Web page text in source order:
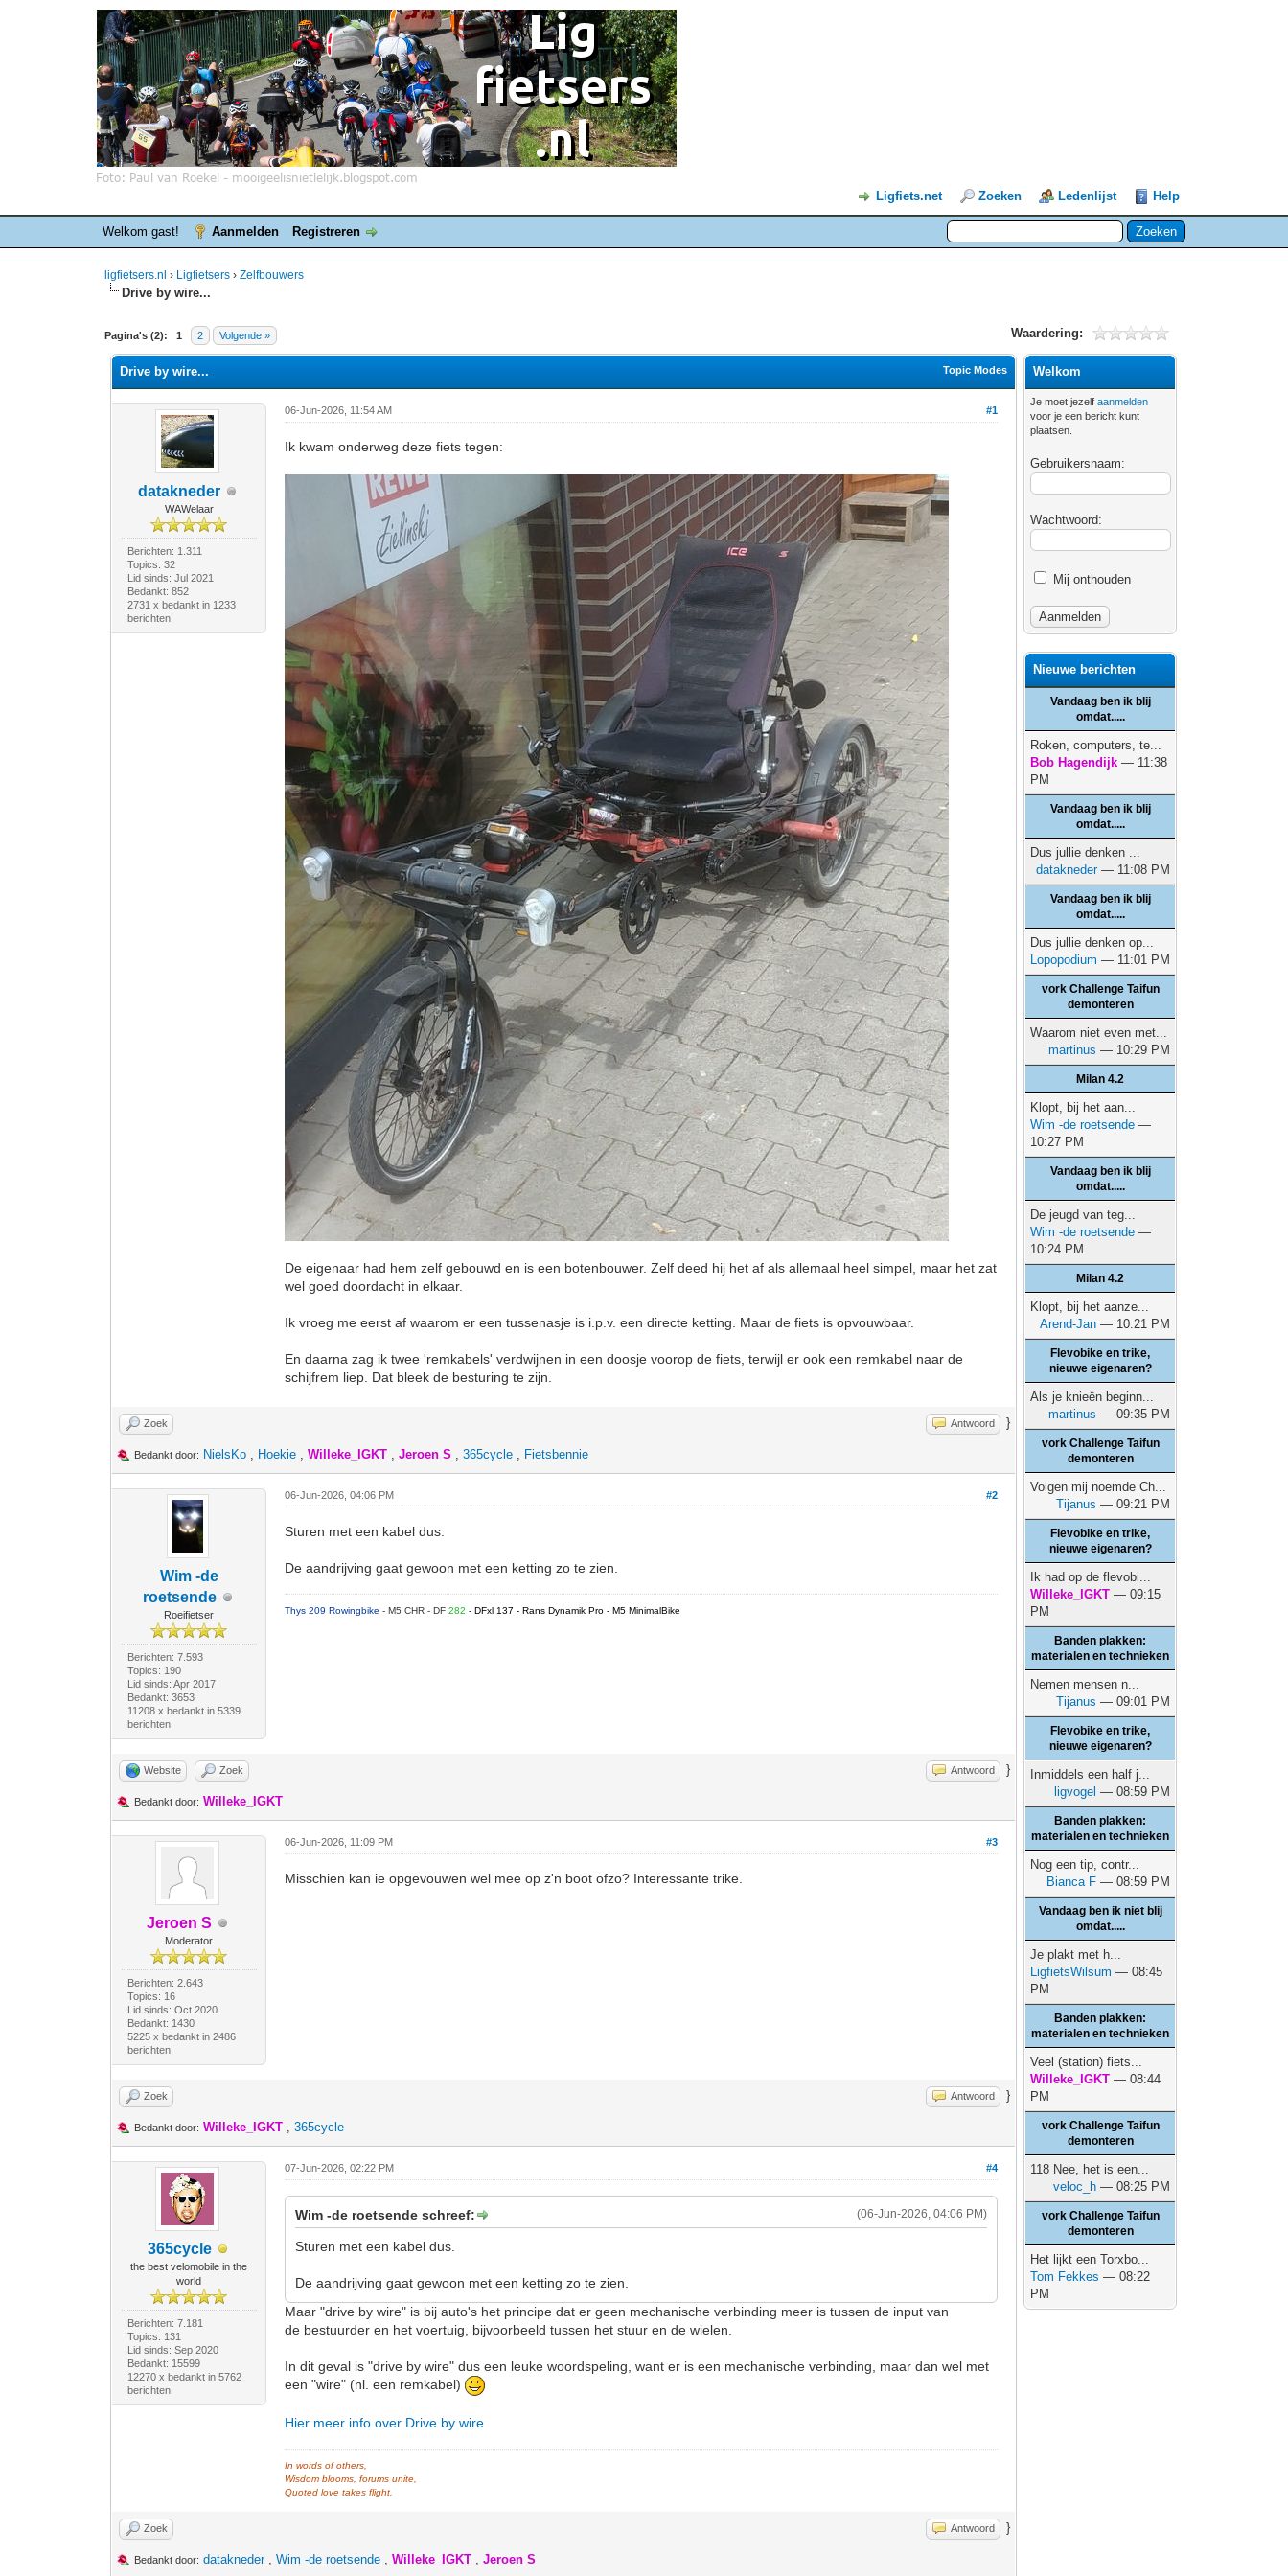
Ligfiets.net Zoeken Ledenlijst Help
Welkom gast! Aanmelden Registreren
ligfietsers.nl › Ligfietsers ›Zelfbouwers
Drive by wire...
Pagina's (2): 1 2 Volgende » Waardering:
0 stemmen - gemiddelde waardering is 0
1
2
3
4
5
Topic Modes
Drive by wire...
datakneder
WAWelaar
Berichten: 1.311
Topics: 32
Lid sinds: Jul 2021
Bedankt: 852
2731 x bedankt in 1233
berichten
#1
06-Jun-2026, 11:54 AM
Ik kwam onderweg deze fiets tegen:
De eigenaar had hem zelf gebouwd en is een botenbouwer. Zelf deed hij het af als allemaal heel simpel, maar het zat
wel goed doordacht in elkaar.
Ik vroeg me eerst af waarom er een tussenasje is i.p.v. een directe ketting. Maar de fiets is opvouwbaar.
En daarna zag ik twee 'remkabels' verdwijnen in een doosje voorop de fiets, terwijl er ook een remkabel naar de
schijfrem liep. Dat bleek de besturing te zijn.
Zoek Antwoord }
Bedankt door: NielsKo , Hoekie ,Willeke_IGKT ,Jeroen S ,365cycle , Fietsbennie
Wim -de
roetsende
Roeifietser
Berichten: 7.593
Topics: 190
Lid sinds: Apr 2017
Bedankt: 3653
11208 x bedankt in 5339
berichten
#2
06-Jun-2026, 04:06 PM
Sturen met een kabel dus.
De aandrijving gaat gewoon met een ketting zo te zien.
Thys 209 Rowingbike- M5 CHR - DF282- DFxl 137 - Rans Dynamik Pro - M5 MinimalBike
Website Zoek Antwoord }
Bedankt door: Willeke_IGKT
Jeroen S
Moderator
Berichten: 2.643
Topics: 16
Lid sinds: Oct 2020
Bedankt: 1430
5225 x bedankt in 2486
berichten
#3
06-Jun-2026, 11:09 PM
Misschien kan ie opgevouwen wel mee op z'n boot ofzo? Interessante trike.
Zoek Antwoord }
Bedankt door: Willeke_IGKT ,365cycle
365cycle
the best velomobile in the
world
Berichten: 7.181
Topics: 131
Lid sinds: Sep 2020
Bedankt: 15599
12270 x bedankt in 5762
berichten
#4
07-Jun-2026, 02:22 PM
(06-Jun-2026, 04:06 PM)
Wim -de roetsende schreef:
Sturen met een kabel dus.
De aandrijving gaat gewoon met een ketting zo te zien.
Maar "drive by wire" is bij auto's het principe dat er geen mechanische verbinding meer is tussen de input van
de bestuurder en het voertuig, bijvoorbeeld tussen het stuur en de wielen.
In dit geval is "drive by wire" dus een leuke woordspeling, want er is een mechanische verbinding, maar dan wel met
een "wire" (nl. een remkabel)
Hier meer info over Drive by wire
In words of others,
Wisdom blooms, forums unite,
Quoted love takes flight.
Zoek Antwoord }
Bedankt door: datakneder,Wim -de roetsende ,Willeke_IGKT ,Jeroen S
Welkom
Je moet jezelfaanmelden
voor je een bericht kunt
plaatsen.
Gebruikersnaam:
Wachtwoord:
Mij onthouden
Nieuwe berichten
Vandaag ben ik blij
omdat.....
Roken, computers, te...
Bob Hagendijk — 11:38
PM
Vandaag ben ik blij
omdat.....
Dus jullie denken ...
datakneder— 11:08 PM
Vandaag ben ik blij
omdat.....
Dus jullie denken op...
Lopopodium — 11:01 PM
vork Challenge Taifun
demonteren
Waarom niet even met...
martinus — 10:29 PM
Milan 4.2
Klopt, bij het aan...
Wim -de roetsende —
10:27 PM
Vandaag ben ik blij
omdat.....
De jeugd van teg...
Wim -de roetsende —
10:24 PM
Milan 4.2
Klopt, bij het aanze...
Arend-Jan — 10:21 PM
Flevobike en trike,
nieuwe eigenaren?
Als je knieën beginn...
martinus — 09:35 PM
vork Challenge Taifun
demonteren
Volgen mij noemde Ch...
Tijanus — 09:21 PM
Flevobike en trike,
nieuwe eigenaren?
Ik had op de flevobi...
Willeke_IGKT — 09:15
PM
Banden plakken:
materialen en technieken
Nemen mensen n...
Tijanus — 09:01 PM
Flevobike en trike,
nieuwe eigenaren?
Inmiddels een half j...
ligvogel — 08:59 PM
Banden plakken:
materialen en technieken
Nog een tip, contr...
Bianca F — 08:59 PM
Vandaag ben ik niet blij
omdat.....
Je plakt met h...
LigfietsWilsum — 08:45
PM
Banden plakken:
materialen en technieken
Veel (station) fiets...
Willeke_IGKT — 08:44
PM
vork Challenge Taifun
demonteren
118 Nee, het is een...
veloc_h — 08:25 PM
vork Challenge Taifun
demonteren
Het lijkt een Torxbo...
Tom Fekkes — 08:22
PM